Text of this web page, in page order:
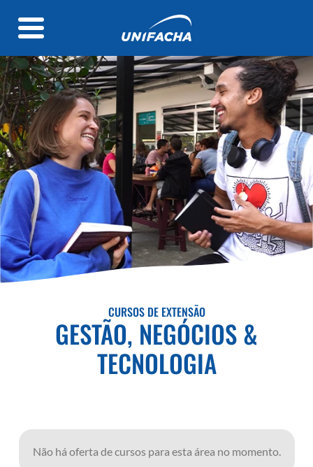
CURSOS DE EXTENSÃO
GESTÃO, NEGÓCIOS &
TECNOLOGIA